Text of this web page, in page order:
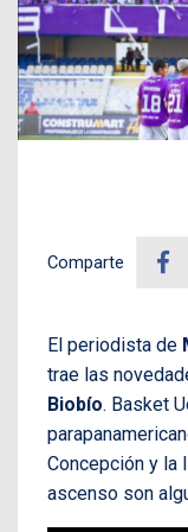
Comparte
El periodista de
trae las
Biobío. Basket
Concepción y la
ascenso son